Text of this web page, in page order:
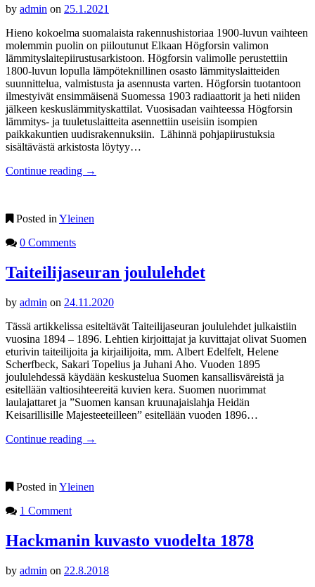
by admin on 25.1.2021
Hieno kokoelma suomalaista rakennushistoriaa 1900-luvun vaihteen
molemmin puolin on piiloutunut Elkaan Högforsin valimon
lämmityslaitepiirustusarkistoon. Högforsin valimolle perustettiin
1800-luvun lopulla lämpöteknillinen osasto lämmityslaitteiden
suunnittelua, valmistusta ja asennusta varten. Högforsin tuotantoon
ilmestyivät ensimmäisenä Suomessa 1903 radiaattorit ja heti niiden
jälkeen keskuslämmityskattilat. Vuosisadan vaihteessa Högforsin
lämmitys- ja tuuletuslaitteita asennettiin useisiin isompien
paikkakuntien uudisrakennuksiin. Lähinnä pohjapiirustuksia
sisältävästä arkistosta löytyy…
Continue reading →
Posted in Yleinen
0 Comments
Taiteilijaseuran joululehdet
by admin on 24.11.2020
Tässä artikkelissa esiteltävät Taiteilijaseuran joululehdet julkaistiin
vuosina 1894 – 1896. Lehtien kirjoittajat ja kuvittajat olivat Suomen
eturivin taiteilijoita ja kirjailijoita, mm. Albert Edelfelt, Helene
Scherfbeck, Sakari Topelius ja Juhani Aho. Vuoden 1895
joululehdessä käydään keskustelua Suomen kansallisväreistä ja
esitellään valtiosihteereitä kuvien kera. Suomen nuorimmat
laulajattaret ja ”Suomen kansan kruunajaislahja Heidän
Keisarillisille Majesteeteilleen” esitellään vuoden 1896…
Continue reading →
Posted in Yleinen
1 Comment
Hackmanin kuvasto vuodelta 1878
by admin on 22.8.2018